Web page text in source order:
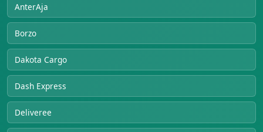
AnterAja
Borzo
Dakota Cargo
Dash Express
Deliveree